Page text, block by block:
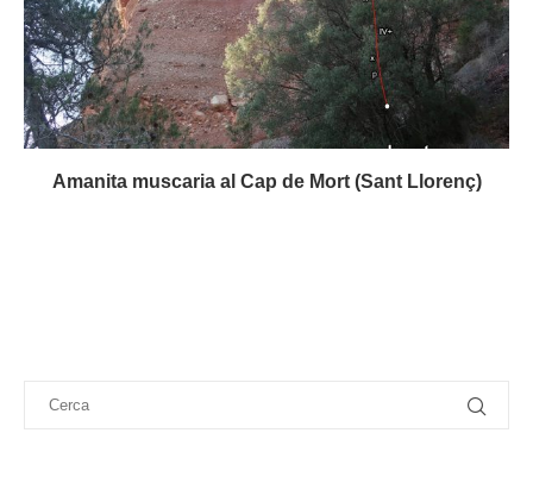
Amanita muscaria al Cap de Mort (Sant Llorenç)